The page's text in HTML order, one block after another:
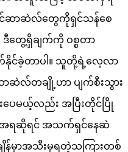
ဆာဆဲလ်တွေကိုရှင်သန်စေ
ဒီတွေ့ရှိချက်ကို ဝစ္စတာ
င်ခဲ့တာပါ။ သူတို့ရဲ့လေ့လာ
ဆဲလ်တချို့ဟာ ပျက်စီးသွား
ေမယ့်လည်း အပြီးတိုင်ပြို
အရဆိုရင် အသက်ရှင်နေဆဲ
န်မှာအသီးမှရတဲ့သကြားတစ်